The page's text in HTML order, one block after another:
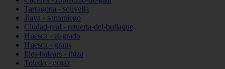
Tarragona - solivella
álava - samaniego
Ciudad-real - retuerta-del-bullaque
Huesca - el-grado
Huesca - graus
Illes-balears - ibiza
Toledo - orgaz